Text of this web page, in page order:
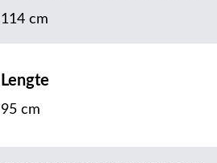
114 cm
Lengte
95 cm